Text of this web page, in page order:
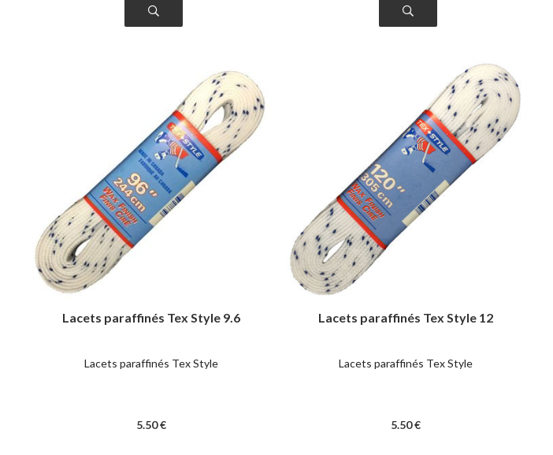
Lacets paraffinés Tex Style 9.6
Lacets paraffinés Tex Style
5.50€
Lacets paraffinés Tex Style 12
Lacets paraffinés Tex Style
5.50€